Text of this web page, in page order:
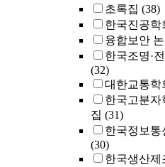
초록집 (38)
한국진공학
융합보안 논
한국조명·
(32)
대한교통학
한국고분자
집 (31)
한국정보통
(30)
한국생산제